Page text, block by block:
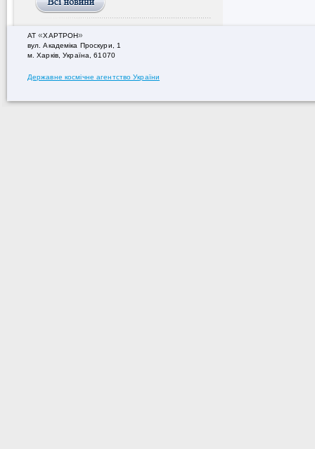
АТ«ХАРТРОН»
вул. Академiка Проскури, 1
м. Харків, Україна, 61070
Державне космічне агентство України